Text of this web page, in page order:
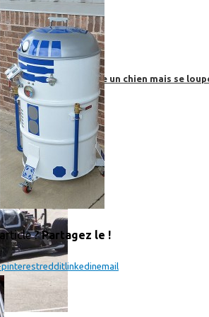
autonome évite un chien mais se
?Partagez le !
pinterestredditlinkedinemail